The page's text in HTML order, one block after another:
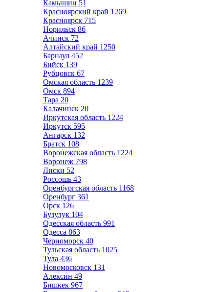
Камышин 51
Красноярский край 1269
Красноярск 715
Норильск 86
Ачинск 72
Алтайский край 1250
Барнаул 452
Бийск 139
Рубцовск 67
Омская область 1239
Омск 894
Тара 20
Калачинск 20
Иркутская область 1224
Иркутск 595
Ангарск 132
Братск 108
Воронежская область 1224
Воронеж 798
Лиски 52
Россошь 43
Оренбургская область 1168
Оренбург 361
Орск 126
Бузулук 104
Одесская область 991
Одесса 863
Черноморск 40
Тульская область 1025
Тула 436
Новомосковск 131
Алексин 49
Бишкек 967